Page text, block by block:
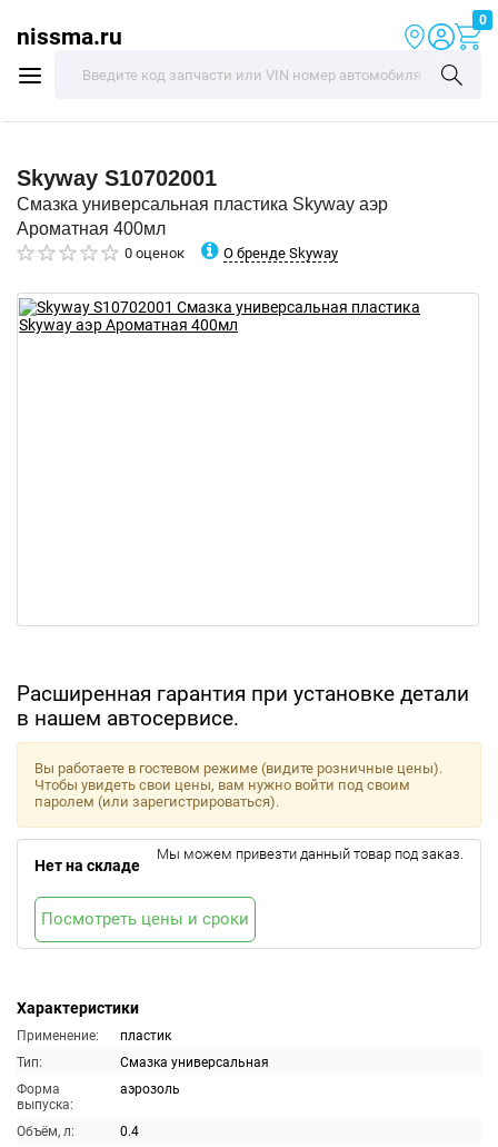
nissma.ru
0
Skyway S10702001
Смазка универсальная пластика Skyway аэр
Ароматная 400мл
0 оценок О бренде Skyway
Расширенная гарантия при установке детали
в нашем автосервисе.
Характеристики
Применение:
пластик
Тип:
Смазка универсальная
Форма
выпуска:
аэрозоль
Объём, л:
0.4
Вы работаете в гостевом режиме (видите розничные цены).
Чтобы увидеть свои цены, вам нужно войти под своим
паролем (или зарегистрироваться).
Нет на складе
Мы можем привезти данный товар под заказ.
Посмотреть цены и сроки